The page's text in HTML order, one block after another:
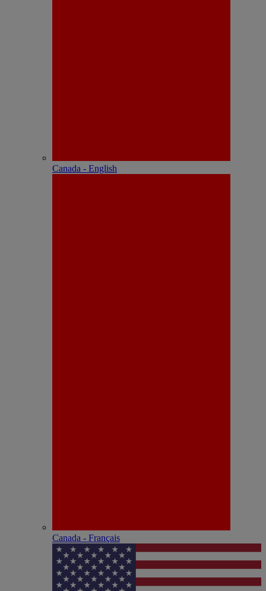
Canada - English
Canada - Français